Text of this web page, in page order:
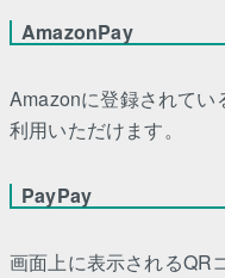
AmazonPay
Amazonに登録されてい
利用いただけます。
PayPay
画面上に表示されるQR